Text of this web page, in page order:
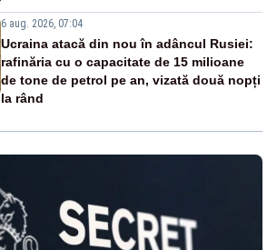
6 aug. 2026, 07:04
Ucraina atacă din nou în adâncul Rusiei:
rafinăria cu o capacitate de 15 milioane
de tone de petrol pe an, vizată două nopți
la rând